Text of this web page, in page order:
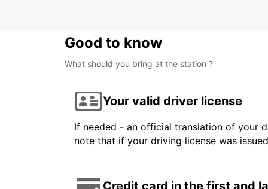
Good to know
What should you bring at the station ?
Your valid driver license
If needed - an official translation of your
note that if your driving license was
Credit card in the first and